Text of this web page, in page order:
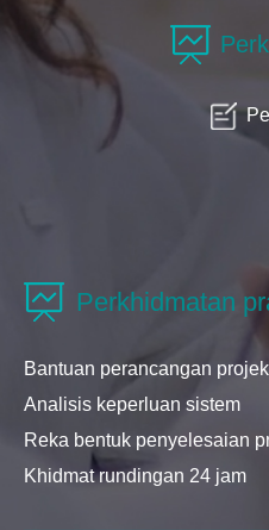
Perkhidmatan
Bantuan perancangan projek
Analisis keperluan sistem
Reka bentuk penyelesaian
Khidmat rundingan 24 jam